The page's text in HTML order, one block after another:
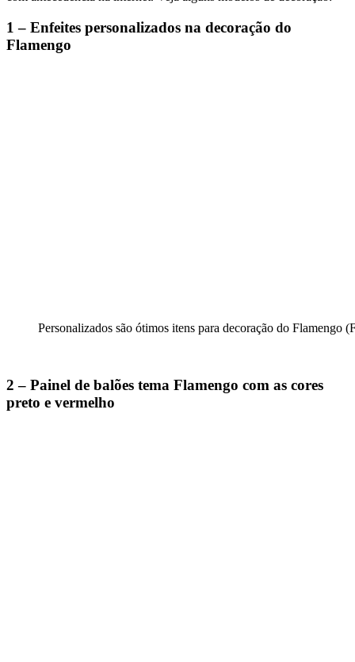
1 – Enfeites personalizados na decoração do
Flamengo
Personalizados são ótimos itens para decoração do Flamengo
2 – Painel de balões tema Flamengo com as cores
preto e vermelho